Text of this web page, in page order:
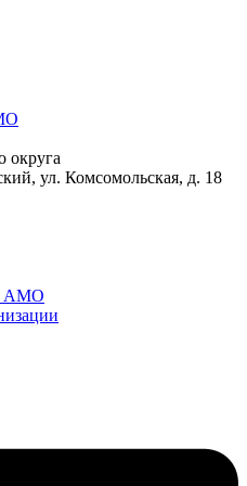
округа
ул. Комсомольская, д. 18
АМО